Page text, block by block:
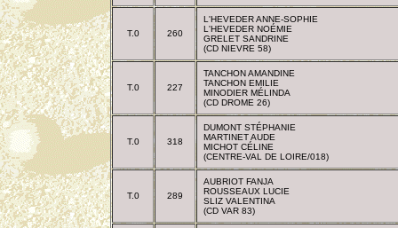
T.0 260
L'HEVEDER ANNE-SOPHIE
L'HEVEDER NOÉMIE
GRELET SANDRINE
(CD NIEVRE 58)
T.0 227
TANCHON AMANDINE
TANCHON EMILIE
MINODIER MÉLINDA
(CD DROME 26)
T.0 318
DUMONT STÉPHANIE
MARTINET AUDE
MICHOT CÉLINE
(CENTRE-VAL DE LOIRE/018)
T.0 289
AUBRIOT FANJA
ROUSSEAUX LUCIE
SLIZ VALENTINA
(CD VAR 83)